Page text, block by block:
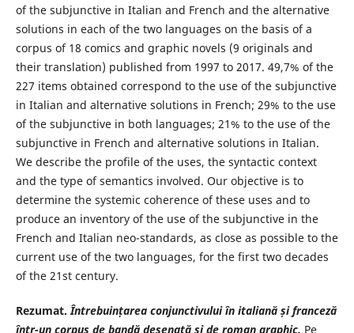
of the subjunctive in Italian and French and the alternative
solutions in each of the two languages on the basis of a
corpus of 18 comics and graphic novels (9 originals and
their translation) published from 1997 to 2017. 49,7% of the
227 items obtained correspond to the use of the subjunctive
in Italian and alternative solutions in French; 29% to the use
of the subjunctive in both languages; 21% to the use of the
subjunctive in French and alternative solutions in Italian.
We describe the profile of the uses, the syntactic context
and the type of semantics involved. Our objective is to
determine the systemic coherence of these uses and to
produce an inventory of the use of the subjunctive in the
French and Italian neo-standards, as close as possible to the
current use of the two languages, for the first two decades
of the 21st century.
Rezumat. Întrebuințarea conjunctivului în italiană și franceză
într-un corpus de bandă desenată și de roman graphic. Pe